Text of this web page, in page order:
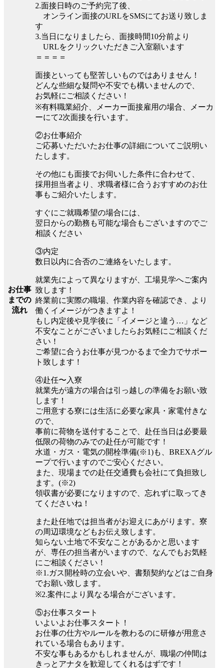
お仕事
までの
流れ
2.面接日時のご予約完了後、
オンライン面接のURLをSMSにてお送り致しま
す
3.当日になりましたら、面接時間10分前より
URLをクリックいただきご入室願います
＝＝＝＝
面接といっても堅苦しいものではありません！
どんな些細な疑問や不安でも構いませんので、
お気軽にご相談ください！
※有料職業紹介、メーカー面接雇用の場合、メーカ
ーにて2次面接を行います。
②お仕事紹介
ご応募いただいたお仕事の詳細についてご説明い
たします。
その他にも面接でお伺いした条件に合わせて、
採用担当者より、求職者様に合うおすすめのお仕
事もご紹介いたします。
すぐにご就職希望の場合には、
翌日からの勤務も可能な場合もございますのでご
相談ください
③内定
数日以内に合否のご連絡をいたします。
就業先によって異なりますが、工場見学へご案内
致します！
終業前に実際の職場、作業内容を確認でき、より
働くイメージがつきますよ！
もし内定後や見学後に「イメージと違う…」など
不安なことがございましたらお気軽にご相談くだ
さい！
ご希望に合うお仕事が見つかるまで全力でサポー
ト致します！
④赴任〜入寮
就業先が遠方の場合は引っ越しの準備をお願い致
します！
ご用意する寮には生活に必要な家具・家電付きな
ので、
事前に荷物を送付することで、赴任当日は必要最
低限の荷物のみでの赴任が可能です！
水道・ガス・電気の開栓準備(※1)も、BREXAグル
ープで行いますのでご安心ください。
また、現場までの赴任交通費も会社にて負担致し
ます。(※2)
領収書が必要になりますので、忘れずに取ってき
てくださいね！
また赴任地では担当者がお迎えにあがります。寮
の周辺環境などもお伝え致します。
知らない土地で不安なことがあるかと思います
が、専任の担当者がいますので、なんでもお気軽
にご相談ください！
※1.ガス開栓時の立会いや、書類契約などはご自身
でお願い致します。
※2.案件により異なる場合がございます。
⑤お仕事スタート
いよいよお仕事スタート！
お仕事の仕方やルールを教わるのに研修が用意さ
れている場合もあります。
不安な事もあるかもしれませんが、職場の仲間は
きっとアナタを歓迎してくれるはずです！